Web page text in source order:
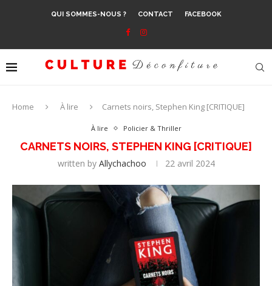
QUI SOMMES-NOUS ? CONTACT FACEBOOK
Home À lire Carnets noirs, Stephen King [CRITIQUE]
À lire Policier & Thriller
CARNETS NOIRS, STEPHEN KING [CRITIQUE]
written by Allychachoo 22 avril 2024